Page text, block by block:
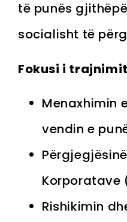
të punës
socialisht të
Fokusi i
Menaxhimin
vendin e
Korporatave
Rishikimin